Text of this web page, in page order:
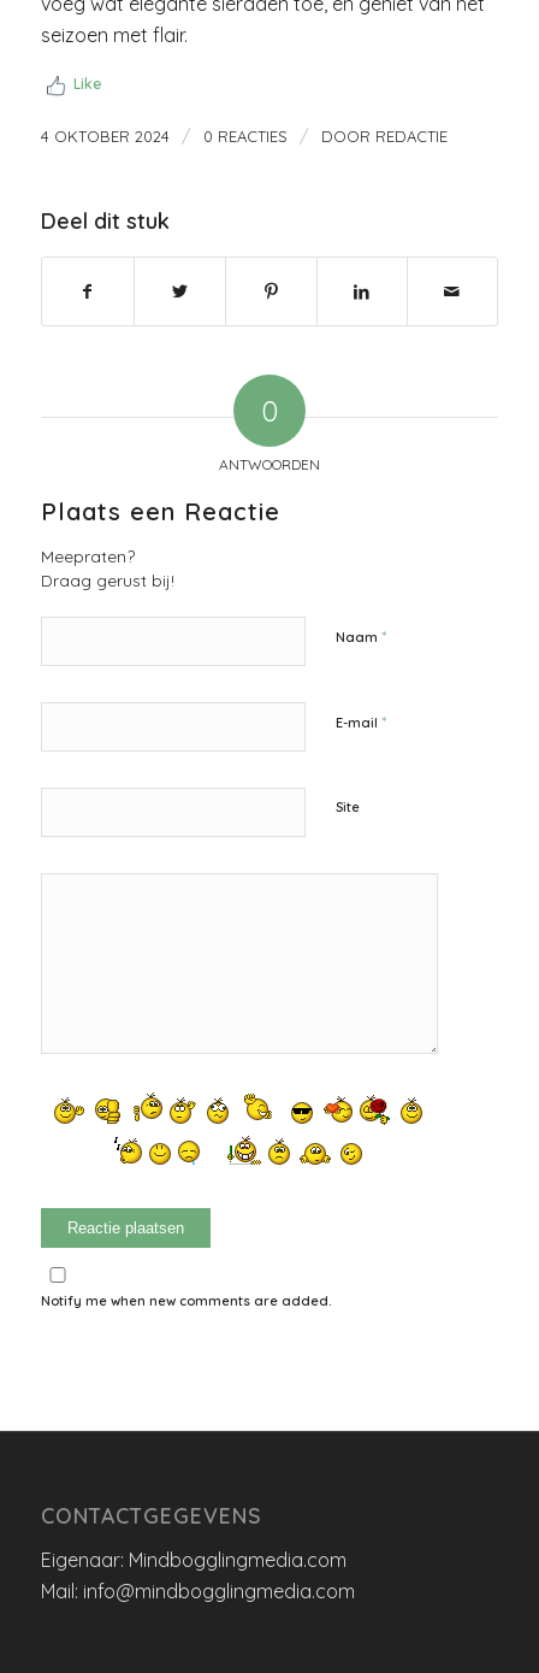
seizoen met flair.
Like
4 OKTOBER 2024 / 0 REACTIES / DOOR REDACTIE
Deel dit stuk
0
ANTWOORDEN
Plaats een Reactie
Meepraten?
Draag gerust bij!
Naam *
E-mail *
Site
Notify me when new comments are added.
CONTACTGEGEVENS
Eigenaar: Mindbogglingmedia.com
Mail: info@mindbogglingmedia.com